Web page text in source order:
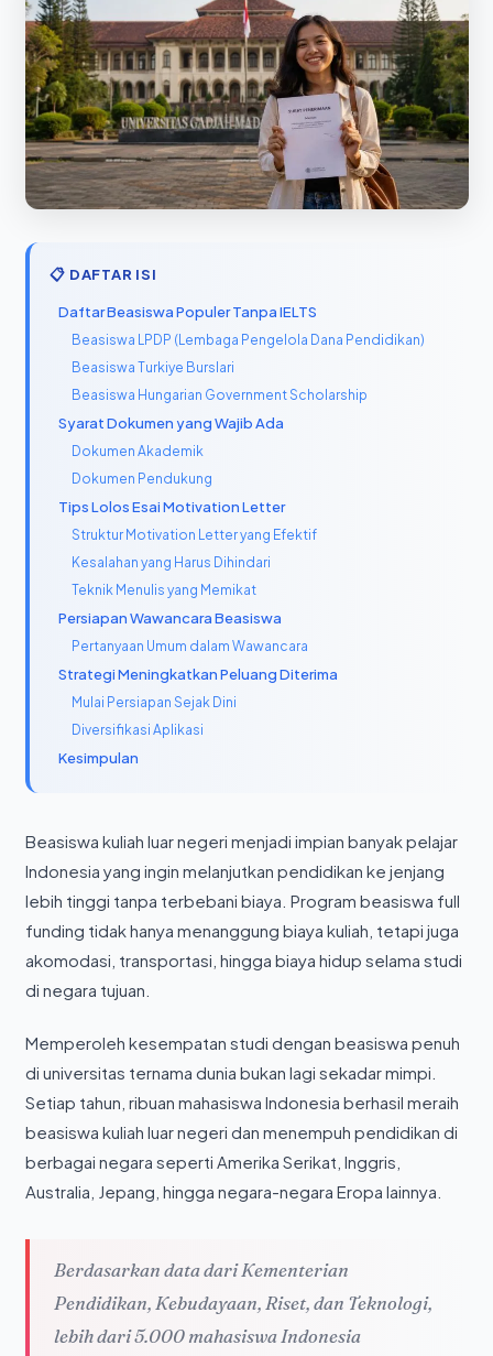
📋 DAFTAR ISI
Daftar Beasiswa Populer Tanpa IELTS
Beasiswa LPDP (Lembaga Pengelola Dana Pendidikan)
Beasiswa Turkiye Burslari
Beasiswa Hungarian Government Scholarship
Syarat Dokumen yang Wajib Ada
Dokumen Akademik
Dokumen Pendukung
Tips Lolos Esai Motivation Letter
Struktur Motivation Letter yang Efektif
Kesalahan yang Harus Dihindari
Teknik Menulis yang Memikat
Persiapan Wawancara Beasiswa
Pertanyaan Umum dalam Wawancara
Strategi Meningkatkan Peluang Diterima
Mulai Persiapan Sejak Dini
Diversifikasi Aplikasi
Kesimpulan
Beasiswa kuliah luar negeri menjadi impian banyak pelajar
Indonesia yang ingin melanjutkan pendidikan ke jenjang
lebih tinggi tanpa terbebani biaya. Program beasiswa full
funding tidak hanya menanggung biaya kuliah, tetapi juga
akomodasi, transportasi, hingga biaya hidup selama studi
di negara tujuan.
Memperoleh kesempatan studi dengan beasiswa penuh
di universitas ternama dunia bukan lagi sekadar mimpi.
Setiap tahun, ribuan mahasiswa Indonesia berhasil meraih
beasiswa kuliah luar negeri dan menempuh pendidikan di
berbagai negara seperti Amerika Serikat, Inggris,
Australia, Jepang, hingga negara-negara Eropa lainnya.
Berdasarkan data dari Kementerian
Pendidikan, Kebudayaan, Riset, dan Teknologi,
lebih dari 5.000 mahasiswa Indonesia